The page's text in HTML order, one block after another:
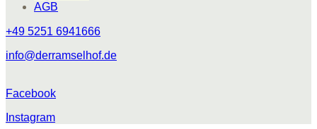
AGB
+49 5251 6941666
info@derramselhof.de
Facebook
Instagram